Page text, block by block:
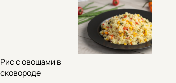
Рис с овощами в
сковороде